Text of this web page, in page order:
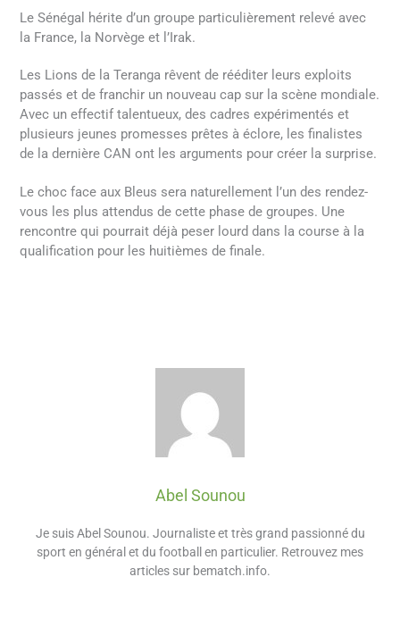
Le Sénégal hérite d’un groupe particulièrement relevé avec
la France, la Norvège et l’Irak.
Les Lions de la Teranga rêvent de rééditer leurs exploits
passés et de franchir un nouveau cap sur la scène mondiale.
Avec un effectif talentueux, des cadres expérimentés et
plusieurs jeunes promesses prêtes à éclore, les finalistes
de la dernière CAN ont les arguments pour créer la surprise.
Le choc face aux Bleus sera naturellement l’un des rendez-
vous les plus attendus de cette phase de groupes. Une
rencontre qui pourrait déjà peser lourd dans la course à la
qualification pour les huitièmes de finale.
Abel Sounou
Je suis Abel Sounou. Journaliste et très grand passionné du
sport en général et du football en particulier. Retrouvez mes
articles sur bematch.info.